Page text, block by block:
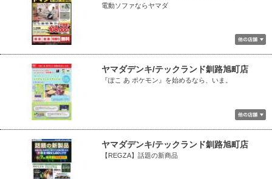
電動ソファならヤマダ
ヤマダデンキ/テックランド釧路旭町店
『ぽこ あ ポケモン』を始めるなら、いま。
ヤマダデンキ/テックランド釧路旭町店
【REGZA】話題の新商品